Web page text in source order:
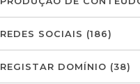
REDES SOCIAIS (186)
REGISTAR DOMÍNIO (38)